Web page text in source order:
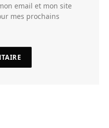
email et mon site
mes prochains